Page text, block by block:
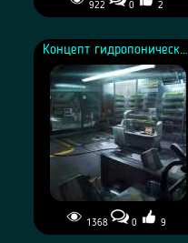
922 0 2
Андромеды
Концепт гидропонической лаборатории на Буре
1368 0 9